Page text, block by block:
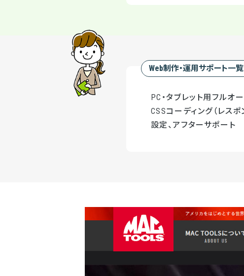
Web制作・運用サポート一覧
PC・タブレット用フルオ
CSSコーディング（レス
設定、アフターサポート